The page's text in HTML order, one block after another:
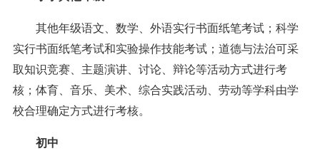
其他年级语文、数学、外语实行书面纸笔考试；科学
实行书面纸笔考试和实验操作技能考试；道德与法治可采
取知识竞赛、主题演讲、讨论、辩论等活动方式进行考
核；体育、音乐、美术、综合实践活动、劳动等学科由学
校合理确定方式进行考核。
初中